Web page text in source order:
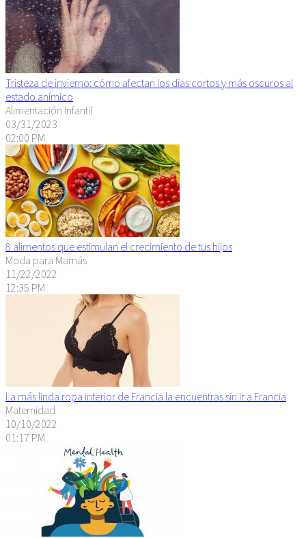
Tristeza de invierno: cómo afectan los días cortos y más oscuros al
estado anímico
Alimentación infantil
03/31/2023
02:00 PM
8 alimentos que estimulan el crecimiento de tus hijos
Moda para Mamás
11/22/2022
12:35 PM
La más linda ropa interior de Francia la encuentras sin ir a Francia
Maternidad
10/10/2022
01:17 PM